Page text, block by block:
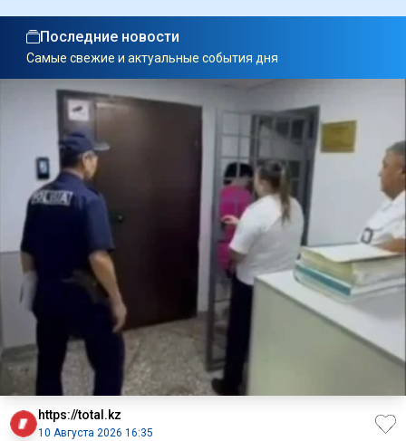
Последние новости
Самые свежие и актуальные события дня
https://total.kz
10 Августа 2026 16:35